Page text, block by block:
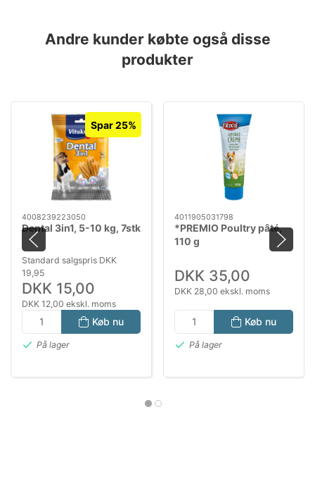
Andre kunder købte også disse
produkter
Spar 25%
4008239223050
Dental 3in1, 5-10 kg, 7stk
Standard salgspris DKK
19,95
DKK 15,00
DKK 12,00 ekskl. moms
Køb nu
På lager
4011905031798
*PREMIO Poultry pâté,
110 g
DKK 35,00
DKK 28,00 ekskl. moms
Køb nu
På lager